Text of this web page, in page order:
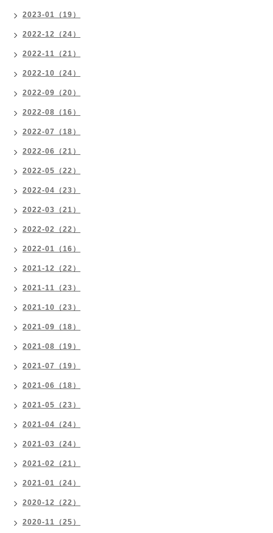
2023-01（19）
2022-12（24）
2022-11（21）
2022-10（24）
2022-09（20）
2022-08（16）
2022-07（18）
2022-06（21）
2022-05（22）
2022-04（23）
2022-03（21）
2022-02（22）
2022-01（16）
2021-12（22）
2021-11（23）
2021-10（23）
2021-09（18）
2021-08（19）
2021-07（19）
2021-06（18）
2021-05（23）
2021-04（24）
2021-03（24）
2021-02（21）
2021-01（24）
2020-12（22）
2020-11（25）